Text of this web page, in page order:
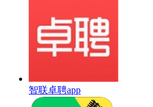
智联卓聘app